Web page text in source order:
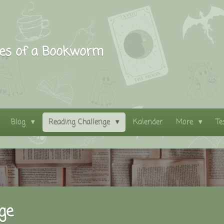
of a Bookworm
Blog Reading Challenge Kalender More